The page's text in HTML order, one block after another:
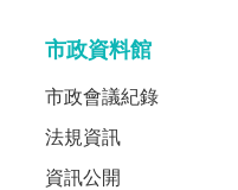
市政資料館
市政會議紀錄
法規資訊
資訊公開